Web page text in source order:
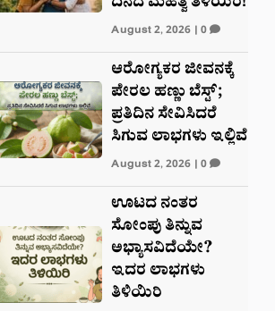
August 2, 2026| 0
ಆರೋಗ್ಯಕರ ಜೀವನಕ್ಕೆ
ಪೇರಲ ಹಣ್ಣು ಬೆಸ್ಟ್;
ಪ್ರತಿದಿನ ಸೇವಿಸಿದರೆ
ಸಿಗುವ ಲಾಭಗಳು ಇಲ್ಲಿವೆ
August 2, 2026| 0
ಊಟದ ನಂತರ
ಸೋಂಪು ತಿನ್ನುವ
ಅಭ್ಯಾಸವಿದೆಯೇ?
ಇದರ ಲಾಭಗಳು
ತಿಳಿಯಿರಿ